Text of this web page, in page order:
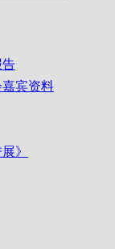
告
宾资料
》